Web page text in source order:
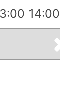
14:00